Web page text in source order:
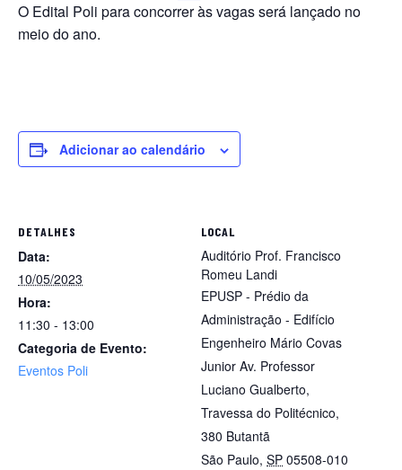
O Edital Poli para concorrer às vagas será lançado no
meio do ano.
Adicionar ao calendário
DETALHES
Data:
10/05/2023
Hora:
11:30 - 13:00
Categoria de Evento:
Eventos Poli
LOCAL
Auditório Prof. Francisco
Romeu Landi
EPUSP - Prédio da
Administração - Edifício
Engenheiro Mário Covas
Junior Av. Professor
Luciano Gualberto,
Travessa do Politécnico,
380 Butantã
São Paulo, SP 05508-010